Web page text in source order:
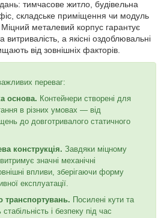
тимчасове житло, будівельна
складське приміщення чи модуль
металевий корпус гарантує
витривалість, а якісні оздоблювальні
від зовнішніх факторів.
переваг:
основа. Контейнери створені для
в різних умовах — від
до довготривалого статичного
конструкція. Завдяки міцному
значні механічні
впливи, зберігаючи форму
експлуатації.
транспортувань. Посилені кути та
і безпеку під час